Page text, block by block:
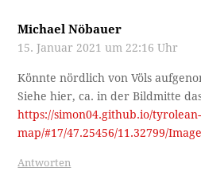
Michael Nöbauer
15. Januar 2021 um 22:16 Uhr
Könnte nördlich von Völs
Siehe hier, ca. in der Bildmitte
https://simon04.github.io/tyrolean-
map/#17/47.25456/11.32799/
Antworten